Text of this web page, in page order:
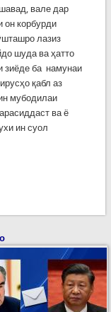
вале дар
он корбурди
лазиз
шуда ва ҳатто
зиёде ба намунаи
қабл аз
мубодилаи
ва ё
ин суол